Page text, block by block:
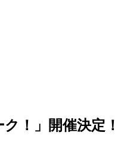
！」開催決定！